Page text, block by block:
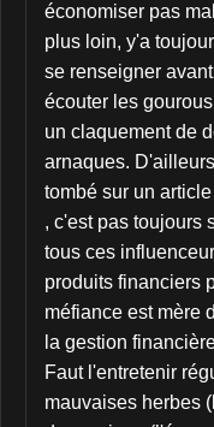
économiser pas
plus loin, y'a
se renseigner
écouter les
un claquement de
arnaques.
tombé sur un
, c'est pas toujours
tous ces
produits financiers
méfiance est mère
la gestion
Faut l'entretenir
mauvaises herbes